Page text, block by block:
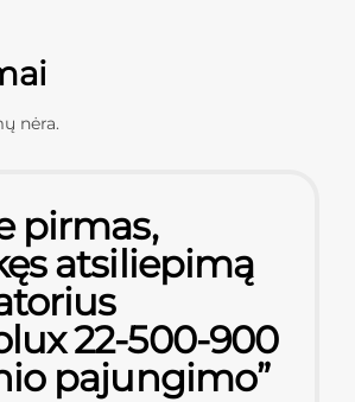
nėra.
pirmas,
atsiliepimą
22-500-900
pajungimo”